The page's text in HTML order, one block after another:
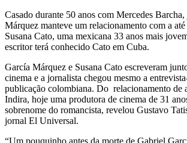
Casado durante 50 anos com Mercedes
Márquez manteve um relacionamento com a
Susana Cato, uma mexicana 33 anos mais
escritor terá conhecido Cato em Cuba.
García Márquez e Susana Cato escreveram
cinema e a jornalista chegou mesmo a
publicação colombiana. Do relacionamento de
Indira, hoje uma produtora de cinema de 31
sobrenome do romancista, revelou Gustavo
jornal El Universal.
“Um pouquinho antes da morte de Gabriel